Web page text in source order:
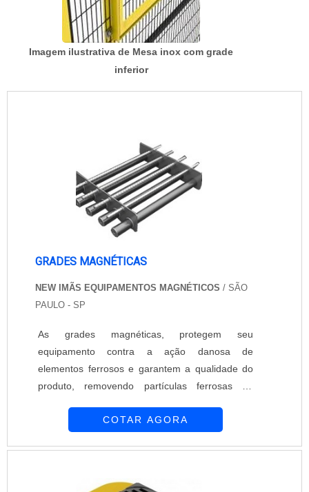
Imagem ilustrativa de Mesa inox com grade
inferior
GRADES MAGNÉTICAS
NEW IMÃS EQUIPAMENTOS MAGNÉTICOS / SÃO
PAULO - SP
As grades magnéticas, protegem seu
equipamento contra a ação danosa de
elementos ferrosos e garantem a qualidade do
produto, removendo partículas ferrosas da
operação de máquinas e a qualidade final do
Cerâmicas, Têxtil e muitas outras. Grades
COTAR AGORA